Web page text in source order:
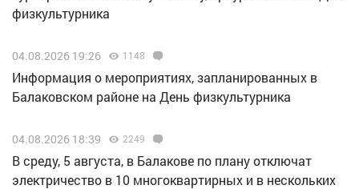
физкультурника
04.08.2026 19:26 1148
Информация о мероприятиях, запланированных в
Балаковском районе на День физкультурника
04.08.2026 18:39 2249
В среду, 5 августа, в Балакове по плану отключат
электричество в 10 многоквартирных и в нескольких